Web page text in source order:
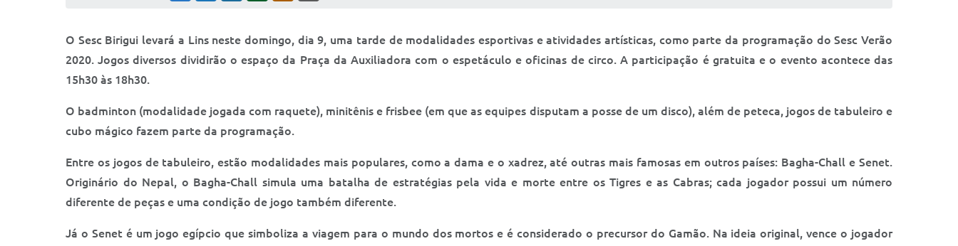
O Sesc Birigui levará a Lins neste domingo, dia 9, uma tarde de modalidades esportivas e atividades artísticas, como parte da programação do Sesc Verão
2020. Jogos diversos dividirão o espaço da Praça da Auxiliadora com o espetáculo e oficinas de circo. A participação é gratuita e o evento acontece das
15h30 às 18h30.
O badminton (modalidade jogada com raquete), minitênis e frisbee (em que as equipes disputam a posse de um disco), além de peteca, jogos de tabuleiro e
cubo mágico fazem parte da programação.
Entre os jogos de tabuleiro, estão modalidades mais populares, como a dama e o xadrez, até outras mais famosas em outros países: Bagha-Chall e Senet.
Originário do Nepal, o Bagha-Chall simula uma batalha de estratégias pela vida e morte entre os Tigres e as Cabras; cada jogador possui um número
diferente de peças e uma condição de jogo também diferente.
Já o Senet é um jogo egípcio que simboliza a viagem para o mundo dos mortos e é considerado o precursor do Gamão. Na ideia original, vence o jogador